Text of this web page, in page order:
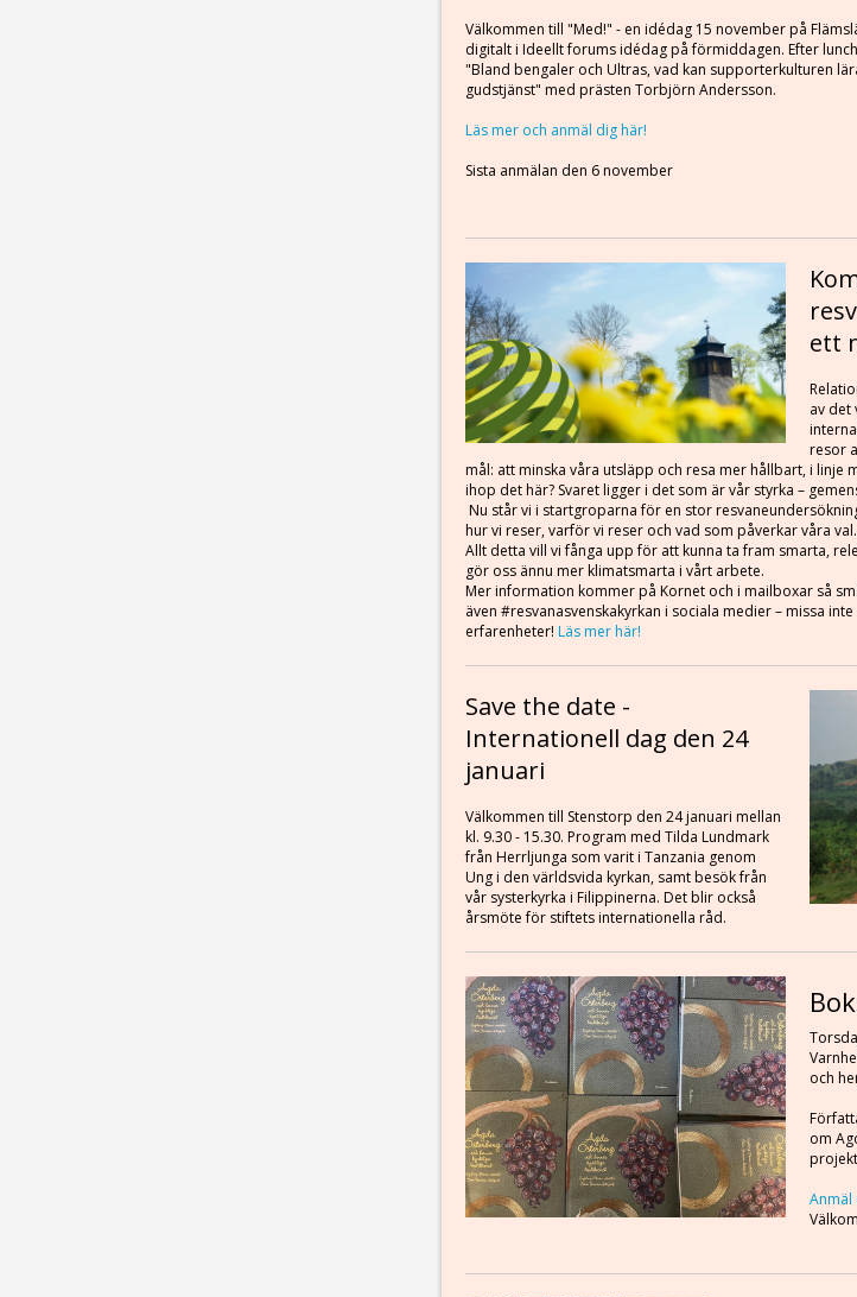
Välkommen till "Med!" - en idédag 15 november på
digitalt i Ideellt forums idédag på förmiddagen. Efter
"Bland bengaler och Ultras, vad kan supporterkulturen
gudstjänst" med prästen Torbjörn Andersson.
Läs mer och anmäl dig här!
Sista anmälan den 6 november
ett
av det
resor
mål: att minska våra utsläpp och resa mer hållbart, i linje
ihop det här? Svaret ligger i det som är vår styrka –
Nu står vi i startgroparna för en stor
hur vi reser, varför vi reser och vad som påverkar våra
Allt detta vill vi fånga upp för att kunna ta fram smarta,
gör oss ännu mer klimatsmarta i vårt arbete.
Mer information kommer på Kornet och i mailboxar så
även #resvanasvenskakyrkan i sociala medier – missa
erfarenheter! Läs mer här!
Save the date -
Internationell dag den 24
januari
Välkommen till Stenstorp den 24 januari mellan
kl. 9.30 - 15.30. Program med Tilda Lundmark
från Herrljunga som varit i Tanzania genom
Ung i den världsvida kyrkan, samt besök från
vår systerkyrka i Filippinerna. Det blir också
årsmöte för stiftets internationella råd.
och
om
Anmäl